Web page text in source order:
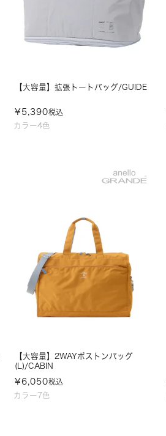
カラー4色
【大容量】拡張トートバッグ/GUIDE
¥ 5,390税込
カラー7色
【大容量】2WAYボストンバッグ
(L)/CABIN
¥6,050税込